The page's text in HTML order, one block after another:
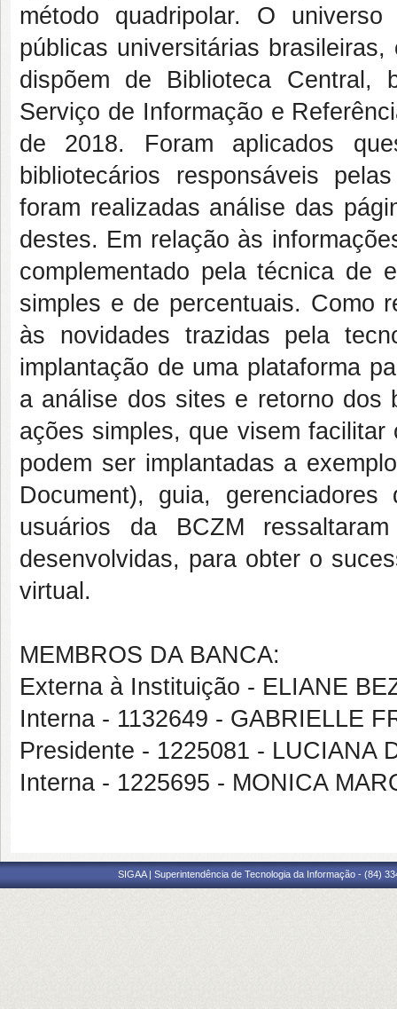
método quadripolar. O
públicas universitárias
dispõem de Biblioteca Central,
Serviço de Informação e
de 2018. Foram aplicados
bibliotecários responsáveis
foram realizadas análise das
destes. Em relação às
complementado pela técnica de
simples e de percentuais. Como
às novidades trazidas pela
implantação de uma plataforma
a análise dos sites e retorno dos
ações simples, que visem
podem ser implantadas a
Document), guia,
usuários da BCZM
desenvolvidas, para obter o
virtual.
MEMBROS DA BANCA:
Externa à Instituição - ELIANE
Interna - 1132649 - GABRIELLE
Presidente - 1225081 - LUCIANA
Interna - 1225695 - MONICA
SIGAA | Superintendência de Tecnologia da Informação - (84)